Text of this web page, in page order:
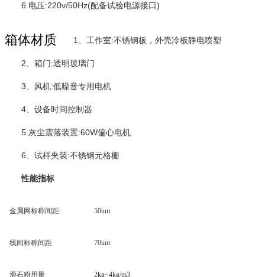
6.电压:220v/50Hz(配备试验电源接口)
箱体材质 1、工作室:不锈钢板，外壳冷板静电喷塑
2、箱门:透明玻璃门
3、风机:低噪音专用电机
4、设备时间控制器
5.灰尘震落装置:60W偏心电机
6、试样夹装:不锈钢元格栅
性能指标
金属网标称间距 50um
线间标称间距 70um
滑石粉用量 2kg~4kg/m3